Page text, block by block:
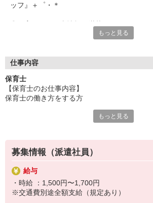
ッフ』＋゜・＊
保育専門の人材サービスをしているからこ
「短時間で探してる」「いずれ正職員になり
ネ！
もっと見る
仕事内容
保育士
【保育士のお仕事内容】
保育士の働き方をする方
≪クラス運営に係る業務全般≫
・日々の遊びの提供
・簡単な書類業務
・個別経過記録の作成
・簡単な保護者様対応
・消毒、清掃業務
・お子さまの見守り
もっと見る
募集情報（派遣社員）
給与
・時給 ：1,500円〜1,700円
※交通費別途全額支給（規定あり）